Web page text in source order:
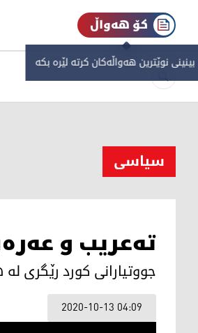
کۆ هەواڵ
نوێترین هەواڵەکان کرتە لێرە بکە
سیاسی
ته‌عریب و
جووتیارانی كورد رێگری
2020-10-13 04:09